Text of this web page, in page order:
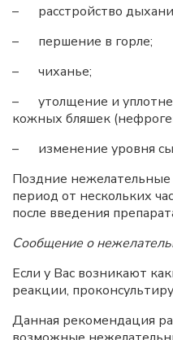
– расстройство
– першение в горле;
– чиханье;
– утолщение и
кожных бляшек
– изменение уровня
Поздние нежелательные
период от нескольких
после введения
Сообщение о
Если у Вас возникают
реакции,
Данная рекомендация